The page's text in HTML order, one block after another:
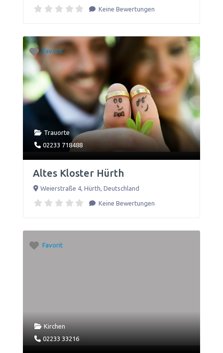
Keine Bewertungen
Favorit
Trauorte
02233 718488
Altes Kloster Hürth
Weierstraße 4, Hürth Deutschland
Keine Bewertungen
Favorit
Kirchen
02233 33216